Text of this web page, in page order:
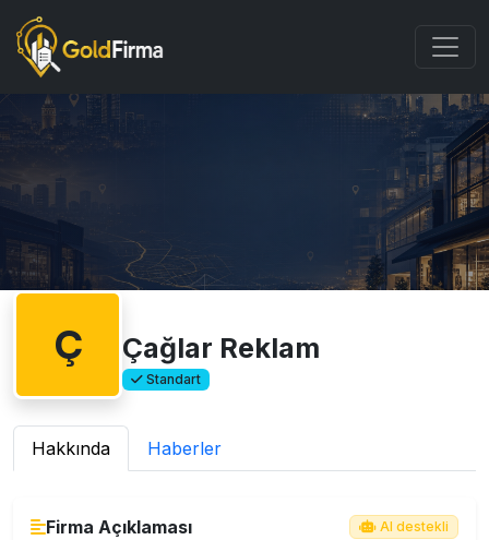
Ç Çağlar Reklam
Standart
Hakkında Haberler
Firma Açıklaması AI destekli